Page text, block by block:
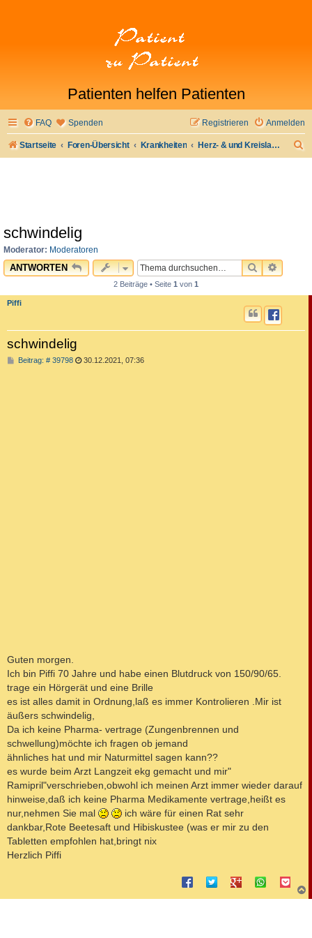
Patienten helfen Patienten
FAQ Spenden Anmelden
Registrieren
Startseite Foren-Übersicht Krankheiten Herz- & und Kreislauferkrankungen
schwindelig
Moderator: Moderatoren
ANTWORTEN SUCHE
2 Beiträge • Seite 1 von 1
Piffi
schwindelig
Beitrag: # 39798B 30.12.2021, 07:36
Guten morgen.
Ich bin Piffi 70 Jahre und habe einen Blutdruck von 150/90/65.
trage ein Hörgerät und eine Brille
es ist alles damit in Ordnung,laß es immer Kontrolieren .Mir ist
äußers schwindelig,
Da ich keine Pharma- vertrage (Zungenbrennen und
schwellung)möchte ich fragen ob jemand
ähnliches hat und mir Naturmittel sagen kann??
es wurde beim Arzt Langzeit ekg gemacht und mir"
Ramipril"verschrieben,obwohl ich meinen Arzt immer wieder darauf
hinweise,daß ich keine Pharma Medikamente vertrage,heißt es
nur,nehmen Sie mal
ich wäre für einen Rat sehr
dankbar,Rote Beetesaft und Hibiskustee (was er mir zu den
Tabletten empfohlen hat,bringt nix
Herzlich Piffi
a